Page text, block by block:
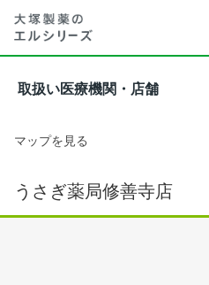
取扱い医療機関・店舗
マップを見る
うさぎ薬局修善寺店